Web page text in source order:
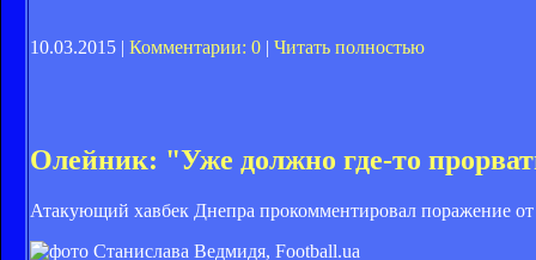
10.03.2015 | Комментарии: 0 | Читать полностью
Олейник: "Уже должно где-то
Атакующий хавбек Днепра прокомментировал поражение